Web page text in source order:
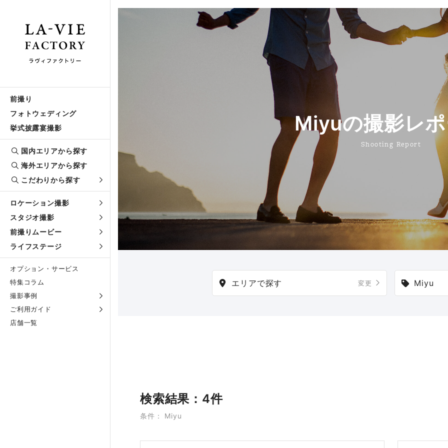
前撮り
フォトウェディング
挙式披露宴撮影
国内エリアから探す
海外エリアから探す
こだわりから探す
ロケーション撮影
スタジオ撮影
前撮りムービー
ライフステージ
オプション・サービス
特集コラム
撮影事例
ご利用ガイド
店舗一覧
Shooting Report
Miyuの撮影レ
エリアで探す 変更 Miyu
検索結果：4件
条件： Miyu